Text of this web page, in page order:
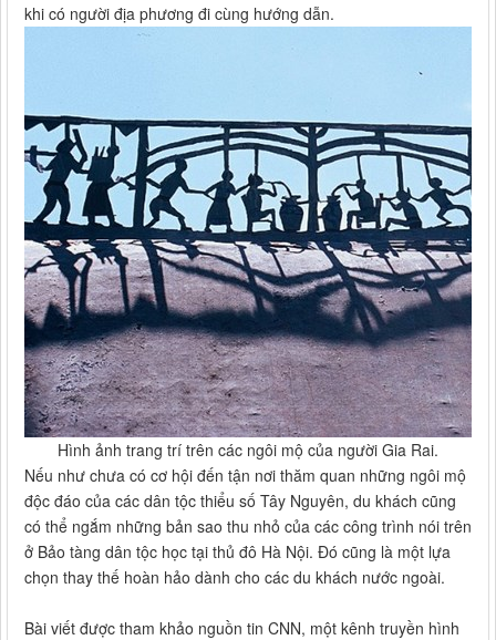
khi có người địa phương đi cùng hướng dẫn.
Hình ảnh trang trí trên các ngôi mộ của người Gia Rai.
Nếu như chưa có cơ hội đến tận nơi thăm quan những ngôi mộ
độc đáo của các dân tộc thiểu số Tây Nguyên, du khách cũng
có thể ngắm những bản sao thu nhỏ của các công trình nói trên
ở Bảo tàng dân tộc học tại thủ đô Hà Nội. Đó cũng là một lựa
chọn thay thế hoàn hảo dành cho các du khách nước ngoài.
Bài viết được tham khảo nguồn tin CNN, một kênh truyền hình